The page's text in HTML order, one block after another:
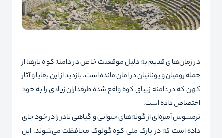
در زمان‌های قدیم به دلیل موقعیت خاص در دامنه کوه بارها از
حمله رومیان و یونانیان در امان مانده است. بازدید از این بقایا و آثار
کهن که در دامنه زیبای کوه واقع شده طرفداران زیادی را به خود
اختصاص داده است.
ترمسوس آمیزه‌ای از گونه‌های حیوانی و گیاهی نادر را در خود جای
داده‌ است که در پارک ملی کوه گولوک محافظت می‌شوند. این